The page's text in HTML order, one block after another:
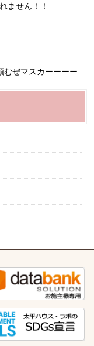
ません！！
ぜマスカーーーー